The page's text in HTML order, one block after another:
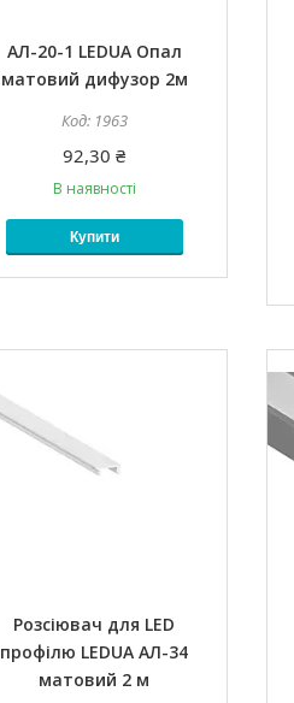
АЛ-20-1 LEDUA Опал
матовий дифузор 2м
1963
92,30 ₴
В наявності
Купити
Розсіювач для LED
профілю LEDUA АЛ-34
матовий 2 м